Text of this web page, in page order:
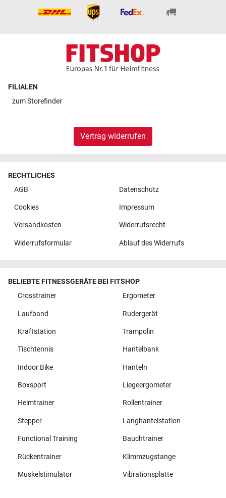
FILIALEN
zumStorefinder
Vertrag widerrufen
RECHTLICHES
AGB
Datenschutz
Cookies Impressum
Versandkosten Widerrufsrecht
Widerrufsformular Ablauf des Widerrufs
BELIEBTE FITNESSGERÄTE BEI FITSHOP
Crosstrainer
Ergometer
Laufband Rudergerät
Kraftstation Trampolin
Tischtennis Hantelbank
Indoor Bike Hanteln
Boxsport Liegeergometer
Heimtrainer Rollentrainer
Stepper Langhantelstation
Functional Training Bauchtrainer
Rückentrainer Klimmzugstange
Muskelstimulator Vibrationsplatte